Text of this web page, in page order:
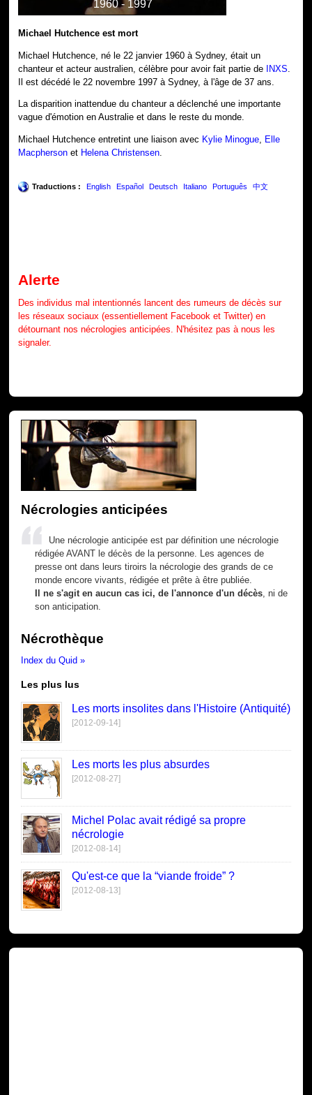
1960 - 1997
Michael Hutchence est mort
Michael Hutchence, né le 22 janvier 1960 à Sydney, était un
chanteur et acteur australien, célèbre pour avoir fait partie de INXS
Il est décédé le 22 novembre 1997 à Sydney, à l'âge de 37 ans.
La disparition inattendue du chanteur a déclenché une importante
vague d'émotion en Australie et dans le reste du monde.
Michael Hutchence entretint une liaison avec Kylie Minogue, Elle
Macpherson et Helena Christensen.
Traductions : English Español Deutsch Italiano Português 中文
Alerte
Des individus mal intentionnés lancent des rumeurs de décès sur
les réseaux sociaux (essentiellement Facebook et Twitter) en
détournant nos nécrologies anticipées. N'hésitez pas à nous les
signaler.
Nécrologies anticipées
Une nécrologie anticipée est par définition une nécrologie
rédigée AVANT le décès de la personne. Les agences de
presse ont dans leurs tiroirs la nécrologie des grands de ce
monde encore vivants, rédigée et prête à être publiée.
Il ne s'agit en aucun cas ici, de l'annonce d'un décès , ni de
son anticipation.
Nécrothèque
Index du Quid »
Les plus lus
Les morts insolites dans l'Histoire (Antiquité)
[2012-09-14]
Les morts les plus absurdes
[2012-08-27]
Michel Polac avait rédigé sa propre
nécrologie
[2012-08-14]
Qu'est-ce que la “viande froide” ?
[2012-08-13]